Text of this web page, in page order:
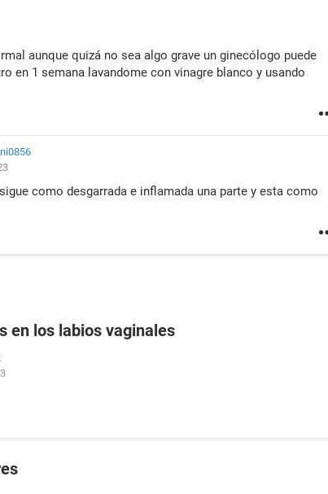
aunque quizá no sea algo grave un ginecólogo puede
en 1 semana lavandome con vinagre blanco y usando
como desgarrada e inflamada una parte y esta como
en los labios vaginales